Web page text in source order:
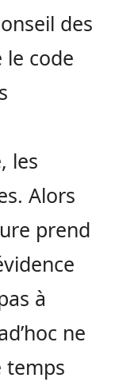
des
le code
les
Alors
prend
à
ne
temps